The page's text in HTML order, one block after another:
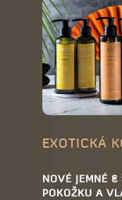
EXOTICKÁ
NOVÉ JEMNÉ
POKOŽKU A